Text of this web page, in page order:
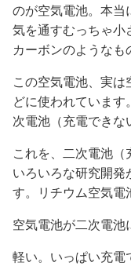
のが空気電池。本当
気を通すむっちゃ小
カーボンのようなも
この空気電池、実
どに使われていま
次電池（充電できな
これを、二次電池（
いろいろな研究開
す。リチウム空気電
空気電池が二次電池
軽い。いっぱい充電